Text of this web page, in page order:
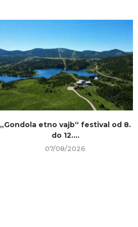
„Gondola etno vajb“ festival od 8.
do 12....
07/08/2026